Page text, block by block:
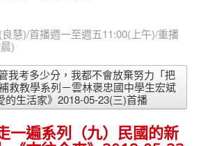
慧)/首播週一至週五11:00(上午)/重播
)
我考多少分，我都不會放棄努力「把
救教學系列－雲林褒忠國中學生宏斌
的生活家》2018-05-23(三)首播
一遍系列（九）民國的新